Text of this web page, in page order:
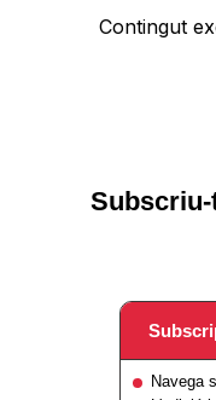
Contingut